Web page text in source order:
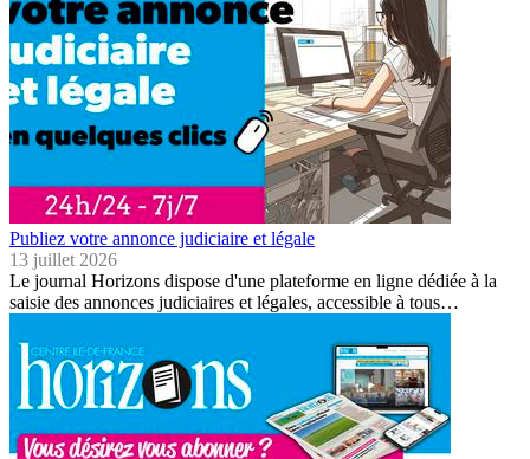
Publiez votre annonce judiciaire et légale
13 juillet 2026
Le journal Horizons dispose d'une plateforme en ligne dédiée à la
saisie des annonces judiciaires et légales, accessible à tous…